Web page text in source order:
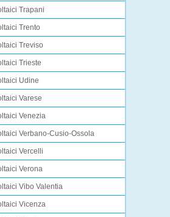
Trapani
Trento
Treviso
Trieste
Udine
Varese
Venezia
Verbano-Cusio-Ossola
Vercelli
Verona
Vibo Valentia
Vicenza